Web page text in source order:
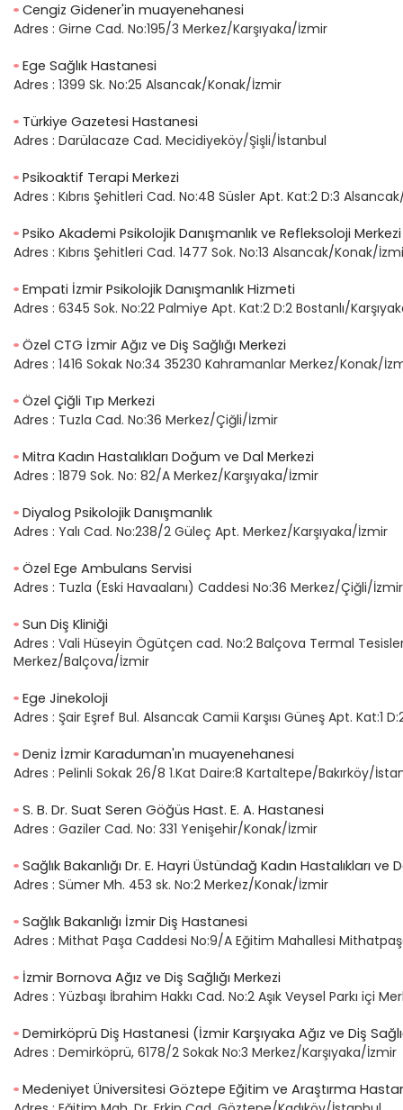
Cengiz Gidener'in muayenehanesi
Adres : Girne Cad. No:195/3 Merkez/Karşıyaka/İzmir
Ege Sağlık Hastanesi
Adres : 1399 Sk. No:25 Alsancak/Konak/İzmir
Türkiye Gazetesi Hastanesi
Adres : Darülacaze Cad. Mecidiyeköy/Şişli/İstanbul
Psikoaktif Terapi Merkezi
Adres : Kıbrıs Şehitleri Cad. No:48 Süsler Apt. Kat:2 D:3
Psiko Akademi Psikolojik Danışmanlık ve Refleksoloji
Adres : Kıbrıs Şehitleri Cad. 1477 Sok. No:13 Alsancak/Konak/
Empati İzmir Psikolojik Danışmanlık Hizmeti
Adres : 6345 Sok. No:22 Palmiye Apt. Kat:2 D:2 Bostanlı/
Özel CTG İzmir Ağız ve Diş Sağlığı Merkezi
Adres : 1416 Sokak No:34 35230 Kahramanlar Merkez/Konak/
Özel Çiğli Tıp Merkezi
Adres : Tuzla Cad. No:36 Merkez/Çiğli/İzmir
Mitra Kadın Hastalıkları Doğum ve Dal Merkezi
Adres : 1879 Sok. No: 82/A Merkez/Karşıyaka/İzmir
Diyalog Psikolojik Danışmanlık
Adres : Yalı Cad. No:238/2 Güleç Apt. Merkez/Karşıyaka/İzmir
Özel Ege Ambulans Servisi
Adres : Tuzla (Eski Havaalanı) Caddesi No:36 Merkez/Çiğli/İzmir
Sun Diş Kliniği
Adres : Vali Hüseyin Ögütçen cad. No:2 Balçova Termal
Merkez/Balçova/İzmir
Ege Jinekoloji
Adres : Şair Eşref Bul. Alsancak Camii Karşısı Güneş Apt. Kat:1
Deniz İzmir Karaduman'ın muayenehanesi
Adres : Pelinli Sokak 26/8 1.Kat Daire:8 Kartaltepe/Bakırköy/
S. B. Dr. Suat Seren Göğüs Hast. E. A. Hastanesi
Adres : Gaziler Cad. No: 331 Yenişehir/Konak/İzmir
Sağlık Bakanlığı Dr. E. Hayri Üstündağ Kadın Hastalıkları
Adres : Sümer Mh. 453 sk. No:2 Merkez/Konak/İzmir
Sağlık Bakanlığı İzmir Diş Hastanesi
Adres : Mithat Paşa Caddesi No:9/A Eğitim Mahallesi
İzmir Bornova Ağız ve Diş Sağlığı Merkezi
Adres : Yüzbaşı İbrahim Hakkı Cad. No:2 Aşık Veysel Parkı içi
Demirköprü Diş Hastanesi (İzmir Karşıyaka Ağız ve Diş
Adres : Demirköprü, 6178/2 Sokak No:3 Merkez/Karşıyaka/İzmir
Medeniyet Üniversitesi Göztepe Eğitim ve Araştırma